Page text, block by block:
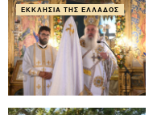
ΕΚΚΛΗΣΊΑ ΤΗΣ ΕΛΛΆΔΟΣ